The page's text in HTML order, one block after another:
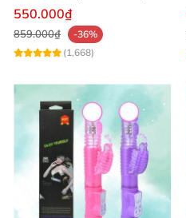
phẩm
550.000₫
859.000₫
-36%
(1,668)